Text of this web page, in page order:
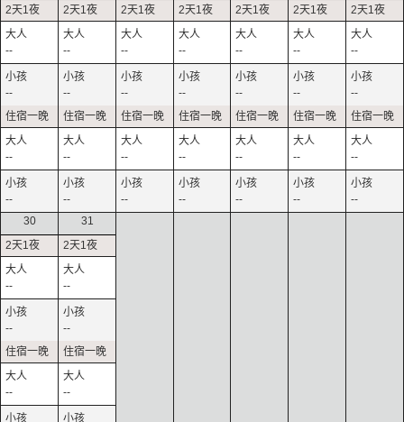
--
--
--
--
--
--
--
--
--
--
--
--
--
--
--
--
--
--
--
--
--
--
--
--
--
--
--
--
30
--
--
--
31
--
--
--